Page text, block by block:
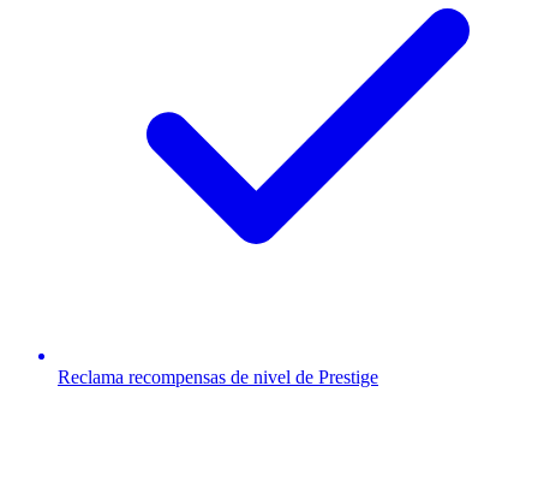
Reclama recompensas de nivel de Prestige